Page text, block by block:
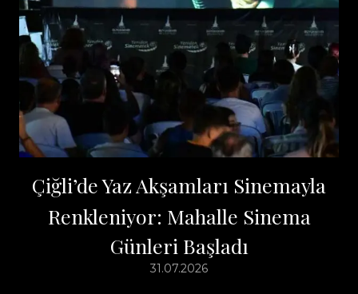
Çiğli’de Yaz Akşamları Sinemayla
Renkleniyor: Mahalle Sinema
Günleri Başladı
31.07.2026